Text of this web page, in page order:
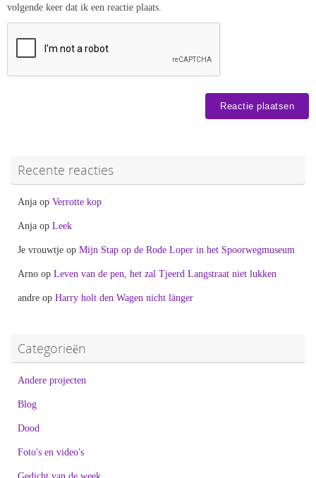
volgende keer dat ik een reactie plaats.
Recente reacties
Anja op Verrotte kop
Anja op Leek
Je vrouwtje op Mijn Stap op de Rode Loper in het Spoorwegmuseum
Arno op Leven van de pen, het zal Tjeerd Langstraat niet lukken
andre op Harry holt den Wagen nicht länger
Categorieën
Andere projecten
Blog
Dood
Foto's en video's
Gedicht van de week